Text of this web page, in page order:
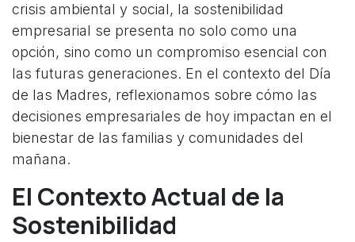
crisis ambiental y social, la sostenibilidad
empresarial se presenta no solo como una
opción, sino como un compromiso esencial con
las futuras generaciones. En el contexto del Día
de las Madres, reflexionamos sobre cómo las
decisiones empresariales de hoy impactan en el
bienestar de las familias y comunidades del
mañana.
El Contexto Actual de la
Sostenibilidad